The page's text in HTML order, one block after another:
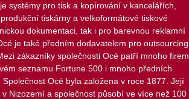
systémy pro tisk a kopírování v kancelářích,
tiskárny a velkoformátové tiskové
dokumentaci, tak i pro barevnou reklamní
je také předním dodavatelem pro outsourcing
zákazníky společnosti Océ patří mnoho firem
seznamu Fortune 500 i mnoho předních
Océ byla založena v roce 1877. Její
Nizozemí a společnost působí ve více než 100